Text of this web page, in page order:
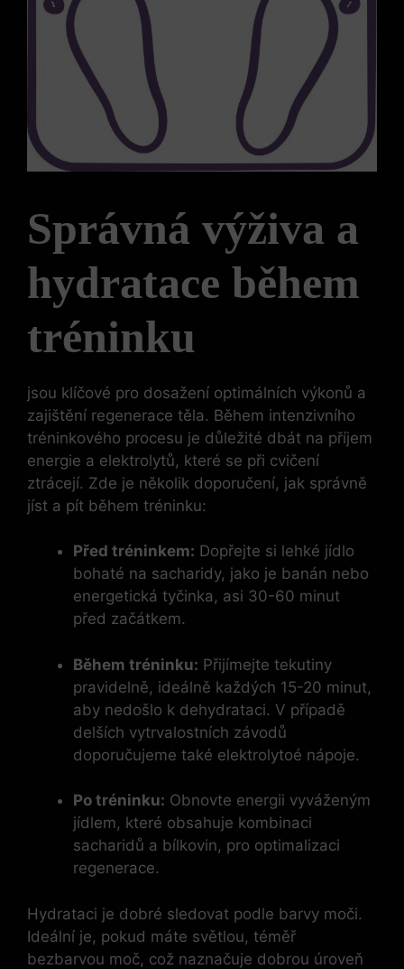
Správná výživa a
hydratace během
tréninku
jsou klíčové pro dosažení optimálních výkonů a
zajištění regenerace těla. Během intenzivního
tréninkového procesu je důležité dbát na příjem
energie a elektrolytů, které se při cvičení
ztrácejí. Zde je několik doporučení, jak správně
jíst a pít během tréninku:
Před tréninkem: Dopřejte si lehké jídlo
bohaté na sacharidy, jako je banán nebo
energetická tyčinka, asi 30-60 minut
před začátkem.
Během tréninku: Přijímejte tekutiny
pravidelně, ideálně každých 15-20 minut,
aby nedošlo k dehydrataci. V případě
delších vytrvalostních závodů
doporučujeme také elektrolytoé nápoje.
Po tréninku: Obnovte energii vyváženým
jídlem, které obsahuje kombinaci
sacharidů a bílkovin, pro optimalizaci
regenerace.
Hydrataci je dobré sledovat podle barvy moči.
Ideální je, pokud máte světlou, téměř
bezbarvou moč, což naznačuje dobrou úroveň